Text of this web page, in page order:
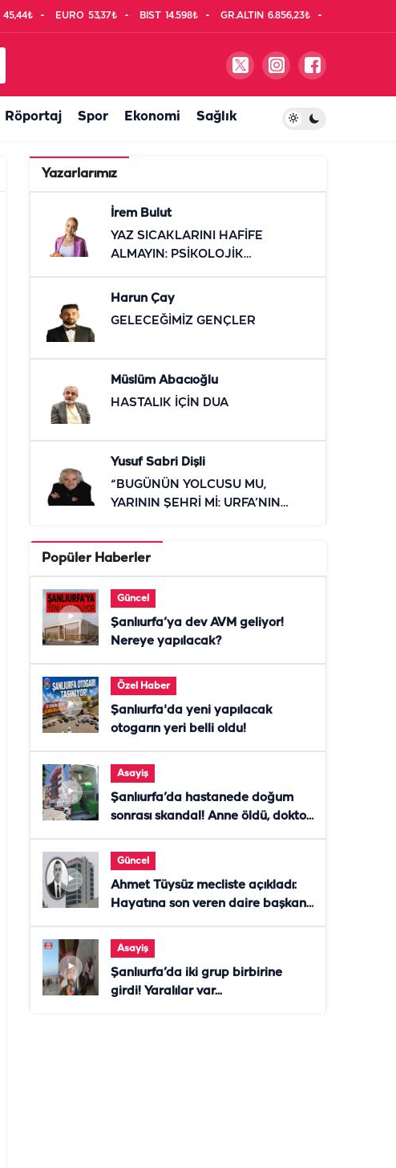
45,44₺ EURO 53,37₺ BIST 14.598₺ GR.ALTIN 6.856,23₺
Röportaj Spor Ekonomi Sağlık
Yazarlarımız
İrem Bulut
YAZ SICAKLARINI HAFİFE
ALMAYIN: PSİKOLOJİK
Harun Çay
GELECEĞİMİZ GENÇLER
Müslüm Abacıoğlu
HASTALIK İÇİN DUA
Yusuf Sabri Dişli
“BUGÜNÜN YOLCUSU MU,
YARININ ŞEHRİ Mİ: URFA’NIN
Popüler Haberler
Güncel
Şanlıurfa’ya dev AVM geliyor!
Nereye yapılacak?
Özel Haber
Şanlıurfa'da yeni yapılacak
otogarın yeri belli oldu!
Asayiş
Şanlıurfa’da hastanede doğum
sonrası skandal! Anne öldü, doktor
Güncel
Ahmet Tüysüz mecliste açıkladı:
Hayatına son veren daire başkanı
bıraktı
Asayiş
Şanlıurfa’da iki grup birbirine
girdi! Yaralılar var...